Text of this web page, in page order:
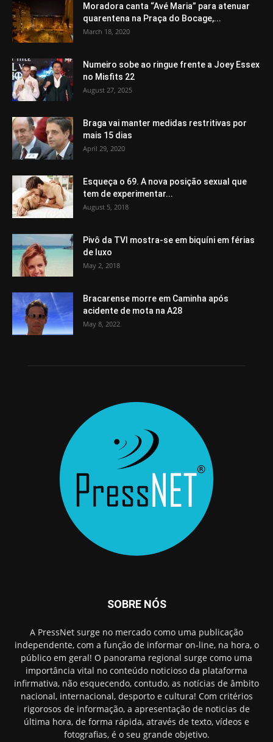
Moradora canta “Avé Maria” para atenuar
quarentena na Praça do Bocage,...
March 18, 2020
Numeiro sobe ao ringue frente a Joey Essex
no Misfits 22
August 27, 2025
Braga vai manter medidas restritivas por
mais 15 dias
April 29, 2020
Esqueça o 69. A nova posição sexual que
tem de experimentar...
August 5, 2018
Pivô da TVI mostra-se em biquíni em férias
de luxo
May 2, 2018
Bracarense morre em Caminha após
acidente de mota na A28
May 8, 2022
SOBRE NÓS
A PressNet surge no mercado como uma publicação
independente, com a função de informar on-line, na hora, o
público em geral! O panorama regional surge como uma
importância vital no conteúdo noticioso da plataforma
infirmativa, não esquecendo, contudo, as notícias de âmbito
nacional, internacional, desporto e cultura! Com critérios
rigorosos de informação, a apresentação de noticias de
última hora, de forma rápida, através de texto, vídeos e
fotografias, é o seu grande objetivo.